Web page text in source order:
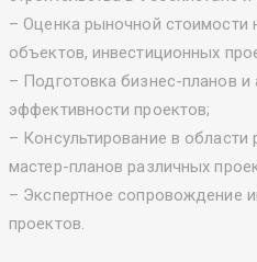
– Оценка рыночной стоимости
объектов, инвестиционных
– Подготовка бизнес-планов и
эффективности проектов;
– Консультирование в области
мастер-планов различных
– Экспертное сопровождение
проектов.